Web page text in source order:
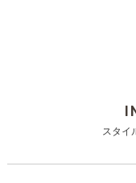
スタイ